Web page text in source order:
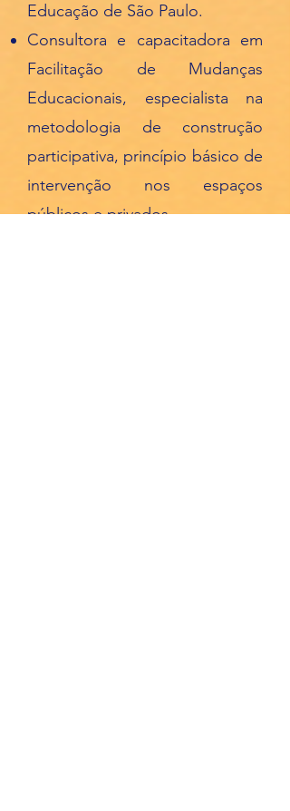
Educação de São Paulo.
Consultora e capacitadora em
Facilitação de Mudanças
Educacionais, especialista na
metodologia de construção
participativa, princípio básico de
intervenção nos espaços
públicos e privados.